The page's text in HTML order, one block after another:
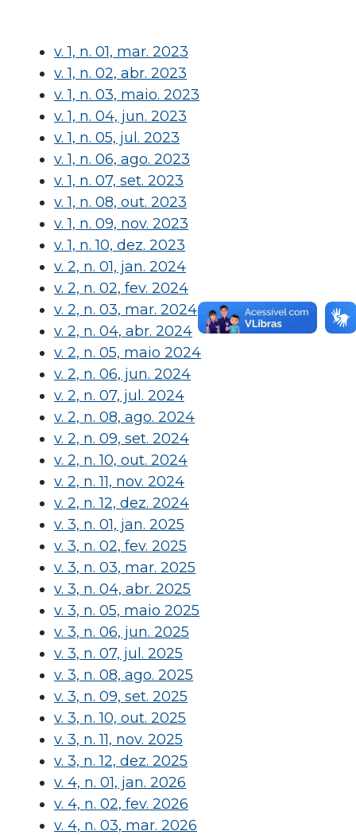
v. 1, n. 01, mar. 2023
v. 1, n. 02, abr. 2023
v. 1, n. 03, maio. 2023
v. 1, n. 04, jun. 2023
v. 1, n. 05, jul. 2023
v. 1, n. 06, ago. 2023
v. 1, n. 07, set. 2023
v. 1, n. 08, out. 2023
v. 1, n. 09, nov. 2023
v. 1, n. 10, dez. 2023
v. 2, n. 01, jan. 2024
v. 2, n. 02, fev. 2024
v. 2, n. 03, mar. 2024
v. 2, n. 04, abr. 2024
v. 2, n. 05, maio 2024
v. 2, n. 06, jun. 2024
v. 2, n. 07, jul. 2024
v. 2, n. 08, ago. 2024
v. 2, n. 09, set. 2024
v. 2, n. 10, out. 2024
v. 2, n. 11, nov. 2024
v. 2, n. 12, dez. 2024
v. 3, n. 01, jan. 2025
v. 3, n. 02, fev. 2025
v. 3, n. 03, mar. 2025
v. 3, n. 04, abr. 2025
v. 3, n. 05, maio 2025
v. 3, n. 06, jun. 2025
v. 3, n. 07, jul. 2025
v. 3, n. 08, ago. 2025
v. 3, n. 09, set. 2025
v. 3, n. 10, out. 2025
v. 3, n. 11, nov. 2025
v. 3, n. 12, dez. 2025
v. 4, n. 01, jan. 2026
v. 4, n. 02, fev. 2026
v. 4, n. 03, mar. 2026